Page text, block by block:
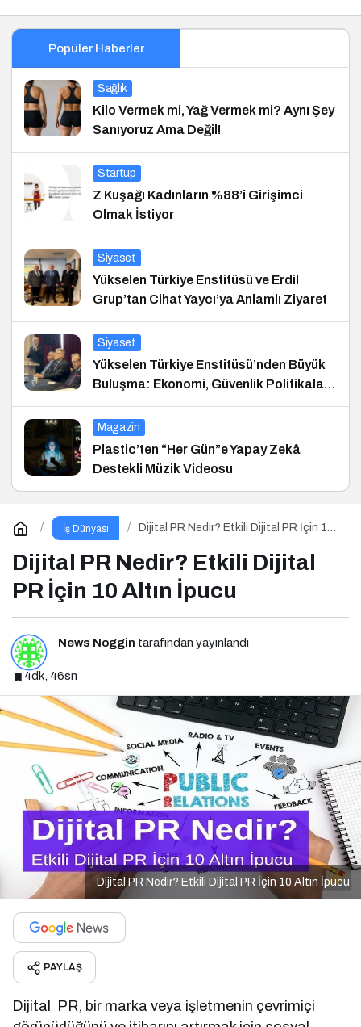
Popüler Haberler
Sağlık
Kilo Vermek mi, Yağ Vermek mi? Aynı Şey
Sanıyoruz Ama Değil!
Startup
Z Kuşağı Kadınların %88’i Girişimci
Olmak İstiyor
Siyaset
Yükselen Türkiye Enstitüsü ve Erdil
Grup’tan Cihat Yaycı’ya Anlamlı Ziyaret
Siyaset
Yükselen Türkiye Enstitüsü’nden Büyük
Buluşma: Ekonomi, Güvenlik Politikaları
ve Hukuk Konferansı
Magazin
Plastic’ten “Her Gün”e Yapay Zekâ
Destekli Müzik Videosu
İş Dünyası
Dijital PR Nedir? Etkili Dijital PR İçin 10
Dijital PR Nedir? Etkili Dijital
PR İçin 10 Altın İpucu
News Noggin tarafından yayınlandı
4dk, 46sn
Dijital PR Nedir? Etkili Dijital PR İçin 10 Altın İpucu
PAYLAŞ
Dijital PR, bir marka veya işletmenin çevrimiçi